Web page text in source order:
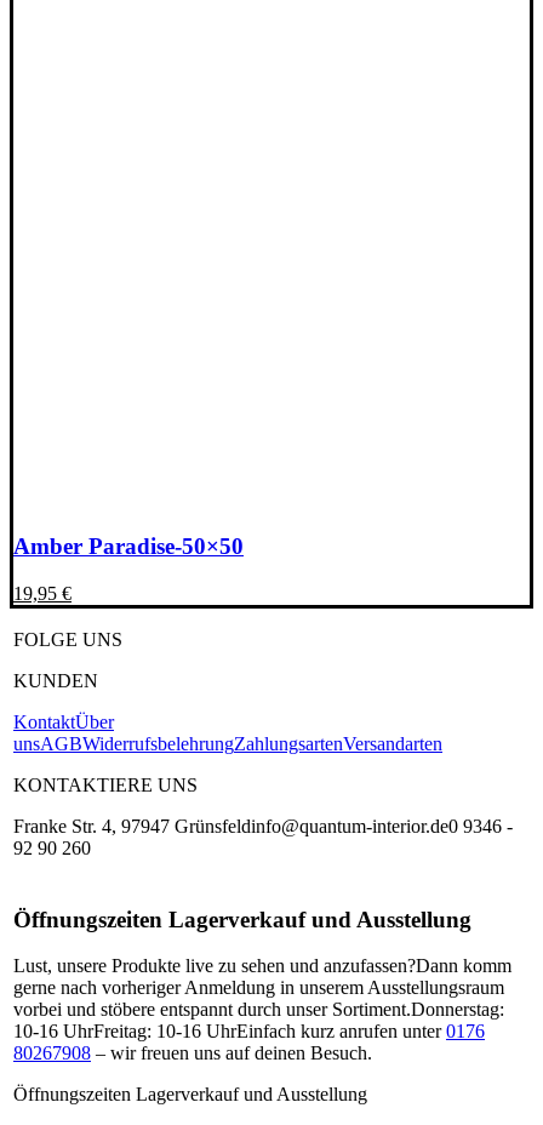
Amber Paradise-50×50
19,95 €
FOLGE UNS
KUNDEN
KontaktÜber
unsAGBWiderrufsbelehrungZahlungsartenVersandarten
KONTAKTIERE UNS
Franke Str. 4, 97947 Grünsfeldinfo@quantum-interior.de0 9346 -
92 90 260
Öffnungszeiten Lagerverkauf und Ausstellung
Lust, unsere Produkte live zu sehen und anzufassen?Dann komm
gerne nach vorheriger Anmeldung in unserem Ausstellungsraum
vorbei und stöbere entspannt durch unser Sortiment.Donnerstag:
10-16 UhrFreitag: 10-16 UhrEinfach kurz anrufen unter0176
80267908 – wir freuen uns auf deinen Besuch.
Öffnungszeiten Lagerverkauf und Ausstellung